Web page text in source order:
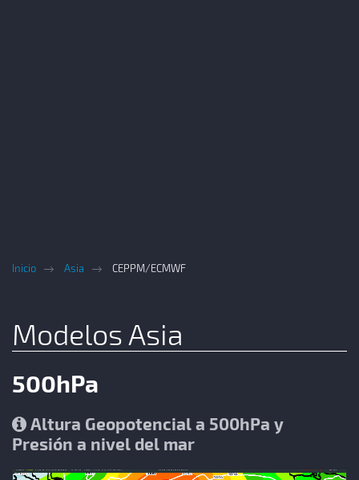
Inicio Asia CEPPM/ECMWF
Modelos Asia
500hPa
Altura Geopotencial a 500hPa y
Presión a nivel del mar